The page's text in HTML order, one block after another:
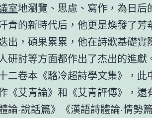
室地瀏覽、思慮、寫作，為日后
青的新時代后，他更是煥發了芳
出，碩果累累，他在詩歌基礎實
研討等方面都作出了杰出的進獻
二卷本《駱冷超詩學文集》，此
《艾青論》和《艾青評傳》，還
論·說話篇》《漢語詩體論·情勢